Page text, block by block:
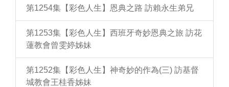
第1254集【彩色人生】恩典之路 訪賴永生弟兄
第1253集【彩色人生】西班牙奇妙恩典之旅 訪花
蓮教會曾雯婷姊妹
第1252集【彩色人生】神奇妙的作為(三) 訪基督
城教會王桂香姊妹